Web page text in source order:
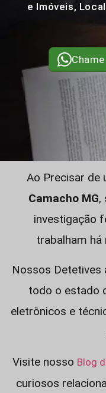
e Imóveis,
Ao Precisar de
Camacho MG,
investigação
trabalham há
Nossos Detetives
todo o estado
eletrônicos e
Visite nosso Blog
curiosos